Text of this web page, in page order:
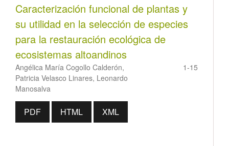
Caracterización funcional de plantas y
su utilidad en la selección de especies
para la restauración ecológica de
ecosistemas altoandinos
Angélica María Cogollo Calderón,
Patricia Velasco Linares, Leonardo
Manosalva
1-15
PDF HTML XML